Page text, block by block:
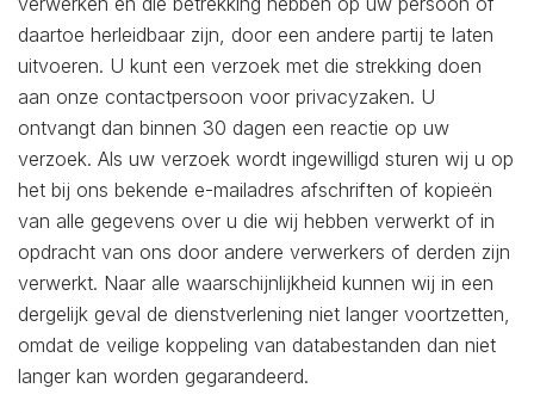
daartoe herleidbaar zijn, door een andere partij te laten
uitvoeren. U kunt een verzoek met die strekking doen
aan onze contactpersoon voor privacyzaken. U
ontvangt dan binnen 30 dagen een reactie op uw
verzoek. Als uw verzoek wordt ingewilligd sturen wij u op
het bij ons bekende e-mailadres afschriften of kopieën
van alle gegevens over u die wij hebben verwerkt of in
opdracht van ons door andere verwerkers of derden zijn
verwerkt. Naar alle waarschijnlijkheid kunnen wij in een
dergelijk geval de dienstverlening niet langer voortzetten,
omdat de veilige koppeling van databestanden dan niet
langer kan worden gegarandeerd.